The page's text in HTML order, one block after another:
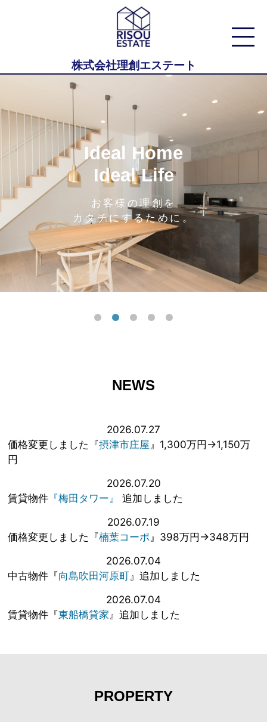
株式会社理創エステート
Ideal Home
Ideal Life
お客様の理創を
カタチにするために。
NEWS
2026.07.27
価格変更しました『摂津市庄屋』1,300万円→1,150万
円
2026.07.20
賃貸物件 『梅田タワー』
追加しました
2026.07.19
価格変更しました『楠葉コーポ』398万円→348万円
2026.07.04
中古物件『向島吹田河原町』追加しました
2026.07.04
賃貸物件『東船橋貸家』追加しました
PROPERTY